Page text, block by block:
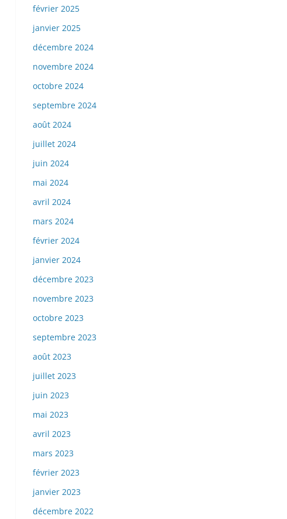
février 2025
janvier 2025
décembre 2024
novembre 2024
octobre 2024
septembre 2024
août 2024
juillet 2024
juin 2024
mai 2024
avril 2024
mars 2024
février 2024
janvier 2024
décembre 2023
novembre 2023
octobre 2023
septembre 2023
août 2023
juillet 2023
juin 2023
mai 2023
avril 2023
mars 2023
février 2023
janvier 2023
décembre 2022